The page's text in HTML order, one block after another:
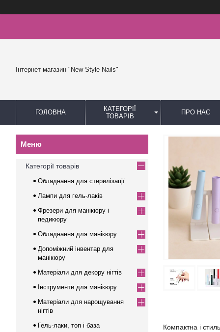
Інтернет-магазин "New Style Nails"
ГОЛОВНА
КАТЕГОРІЇ
ТОВАРІВ
ПРО НАС
Компактна і
Категорії товарів
Обладнання для стерилізації
Лампи для гель-лаків
Фрезери для манікюру і
педикюру
Обладнання для манікюру
Допоміжний інвентар для
манікюру
Матеріали для декору нігтів
Інструменти для манікюру
Матеріали для нарощування
нігтів
Гель-лаки, топ і база